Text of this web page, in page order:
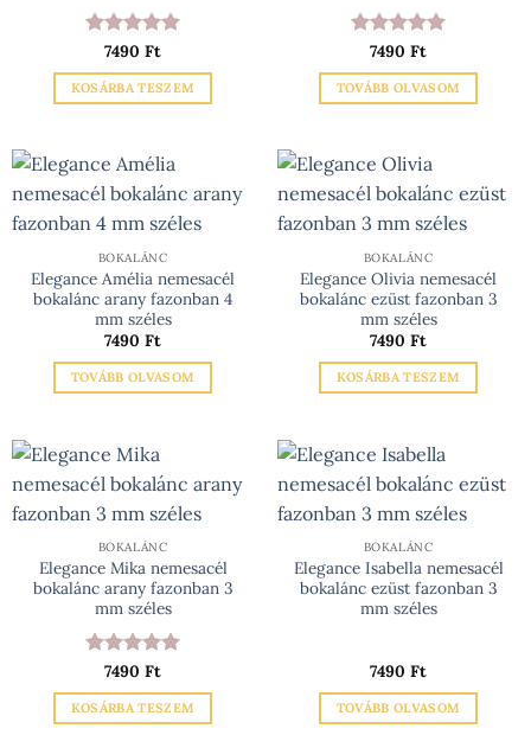
Értékelés:
/ 5
7490 Ft
KOSÁRBA TESZEM
Értékelés:
/ 5
7490 Ft
TOVÁBB OLVASOM
BOKALÁNC
Elegance Amélia nemesacél
bokalánc arany fazonban 4
mm széles
7490 Ft
TOVÁBB OLVASOM
BOKALÁNC
Elegance Olivia nemesacél
bokalánc ezüst fazonban 3
mm széles
7490 Ft
KOSÁRBA TESZEM
BOKALÁNC
Elegance Mika nemesacél
bokalánc arany fazonban 3
mm széles
Értékelés:
/ 5
7490 Ft
KOSÁRBA TESZEM
BOKALÁNC
Elegance Isabella nemesacél
bokalánc ezüst fazonban 3
mm széles
7490 Ft
TOVÁBB OLVASOM